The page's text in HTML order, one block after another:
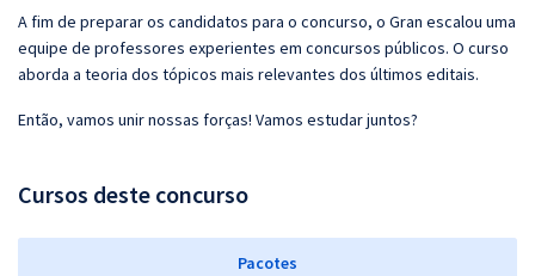
A fim de preparar os candidatos para o concurso, o Gran escalou uma
equipe de professores experientes em concursos públicos. O curso
aborda a teoria dos tópicos mais relevantes dos últimos editais.
Então, vamos unir nossas forças! Vamos estudar juntos?
Cursos deste concurso
Pacotes